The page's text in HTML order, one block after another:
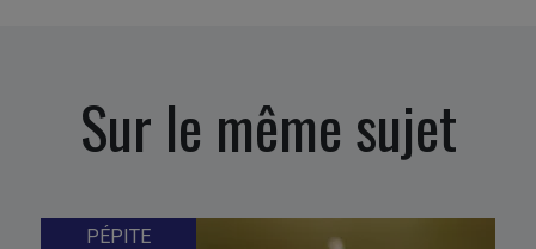
Sur le même sujet
PÉPITE